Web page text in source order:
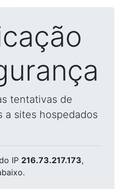
tentativas de
a sites hospedados
IP 216.73.217.173,